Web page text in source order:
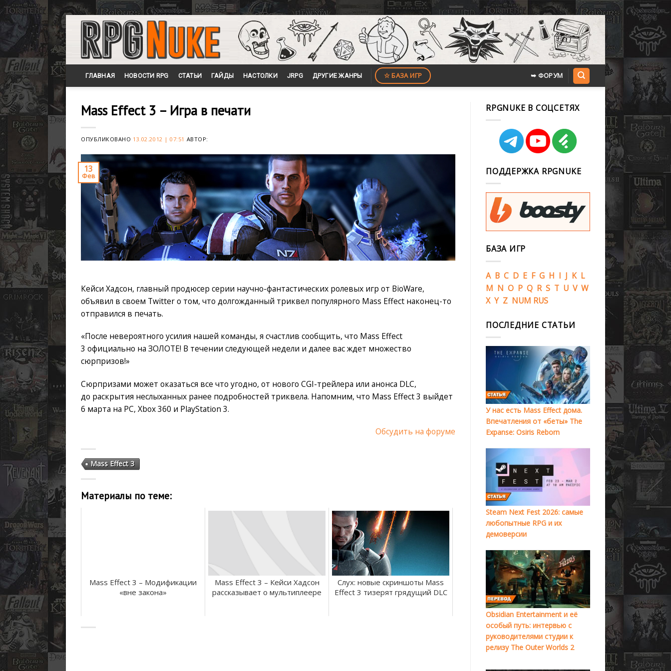
Skip
content
ГЛАВНАЯ НОВОСТИ RPG СТАТЬИ ГАЙДЫ НАСТОЛКИ JRPG ДРУГИЕ ЖАНРЫ ☆ БАЗА ИГР ➥ ФОРУМ
Mass Effect 3 – Игра в печати
ОПУБЛИКОВАНО 13.02.2012 | 07:51 АВТОР:
13
Фев
Кейси Хадсон, главный продюсер серии научно-фантастических ролевых игр от BioWare,
объявил в своем Twitter о том, что долгожданный триквел популярного Mass Effect наконец-то
отправился в печать.
«После невероятного усилия нашей команды, я счастлив сообщить, что Mass Effect
3 официально на ЗОЛОТЕ! В течении следующей недели и далее вас ждет множество
сюрпризов!»
Сюрпризами может оказаться все что угодно, от нового CGI-трейлера или анонса DLC,
до раскрытия неслыханных ранее подробностей триквела. Напомним, что Mass Effect 3 выйдет
6 марта на PC, Xbox 360 и PlayStation 3.
Обсудить на форуме
Mass Effect 3
Материалы по теме:
Mass Effect 3 – Модификации
«вне закона»
Mass Effect 3 – Кейси Хадсон
рассказывает о мультиплеере
Слух: новые скриншоты Mass
Effect 3 тизерят грядущий DLC
RPGNUKE В СОЦСЕТЯХ
ПОДДЕРЖКА RPGNUKE
БАЗА ИГР
A B C D E F G H I J K L
M N O P Q R S T U V W
X Y Z NUM RUS
ПОСЛЕДНИЕ СТАТЬИ
У нас есть Mass Effect дома.
Впечатления от «беты» The
Expanse: Osiris Reborn
Steam Next Fest 2026: самые
любопытные RPG и их
демоверсии
Obsidian Entertainment и её
особый путь: интервью с
руководителями студии к
релизу The Outer Worlds 2